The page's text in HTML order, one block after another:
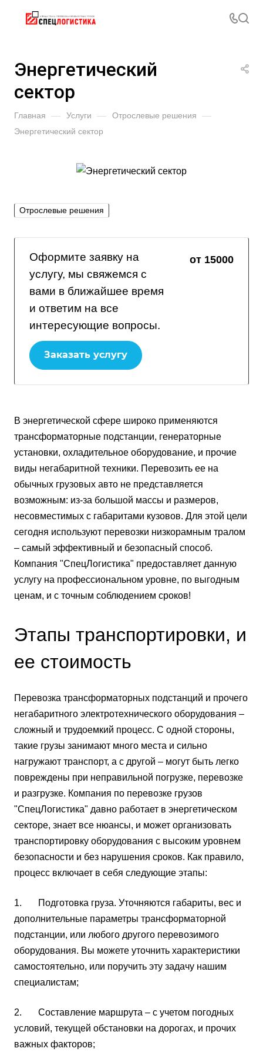
Энергетический
сектор
Главная — Услуги — Отрослевые решения —
Энергетический сектор
Отрослевые решения
Оформите заявку на
услугу, мы свяжемся с
вами в ближайшее время
и ответим на все
интересующие вопросы.
от 15000
Заказать услугу
В энергетической сфере широко применяются
трансформаторные подстанции, генераторные
установки, охладительное оборудование, и прочие
виды негабаритной техники. Перевозить ее на
обычных грузовых авто не представляется
возможным: из-за большой массы и размеров,
несовместимых с габаритами кузовов. Для этой цели
сегодня используют перевозки низкорамным тралом
– самый эффективный и безопасный способ.
Компания "СпецЛогистика" предоставляет данную
услугу на профессиональном уровне, по выгодным
ценам, и с точным соблюдением сроков!
Этапы транспортировки, и
ее стоимость
Перевозка трансформаторных подстанций и прочего
негабаритного электротехнического оборудования –
сложный и трудоемкий процесс. С одной стороны,
такие грузы занимают много места и сильно
нагружают транспорт, а с другой – могут быть легко
повреждены при неправильной погрузке, перевозке
и разгрузке. Компания по перевозке грузов
"СпецЛогистика" давно работает в энергетическом
секторе, знает все нюансы, и может организовать
транспортировку оборудования с высоким уровнем
безопасности и без нарушения сроков. Как правило,
процесс включает в себя следующие этапы:
1. Подготовка груза. Уточняются габариты, вес и
дополнительные параметры трансформаторной
подстанции, или любого другого перевозимого
оборудования. Вы можете уточнить характеристики
самостоятельно, или поручить эту задачу нашим
специалистам;
2. Составление маршрута – с учетом погодных
условий, текущей обстановки на дорогах, и прочих
важных факторов;